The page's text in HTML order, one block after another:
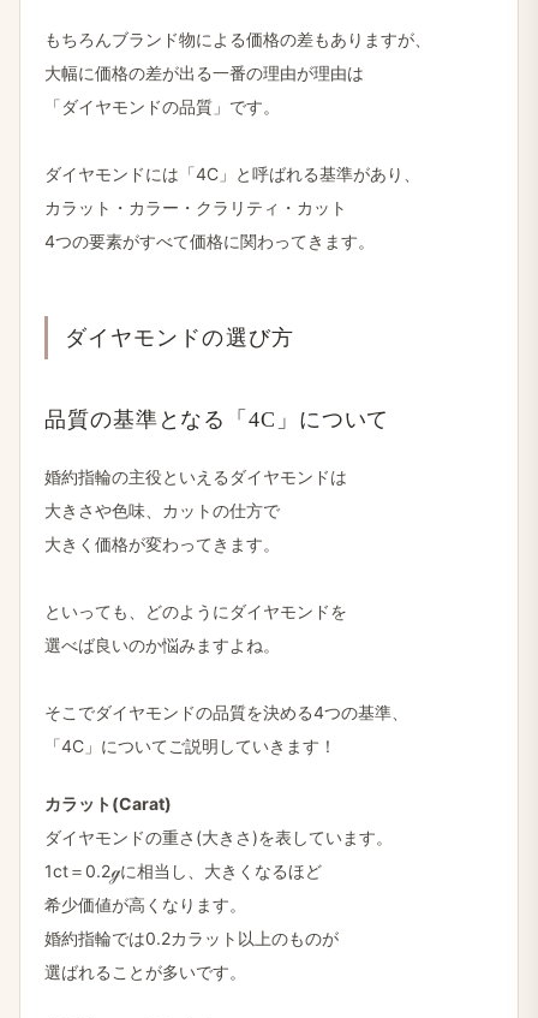
もちろんブランド物に​よる​価格の​差も​ありますが、
大幅に​価格の​差が​出る​一番の​理由が​理由は
「ダイヤモンドの​品質」です。
ダイヤモンドには​「4C」と​呼ばれる​基準が​あり、
カラット・カラー・クラリティ・カット
4つの​要素が​すべて​価格に​関わってきます。
ダイヤモンドの​選び方
品質の​基準と​なる​「4C」に​ついて
婚約指輪の​主役と​いえる​ダイヤモンドは
大きさや​色味、​カットの​仕方で
大きく​価格が​変わってきます。
と​いっても、​どのように​ダイヤモンドを
選べば​良いのか​悩みますよね。
そこで​ダイヤモンドの​品質を​決める​4つの​基準、
「4C」に​ついて​ご説明していきます！
カラット(Carat)
ダイヤモンドの​重さ(​大きさ)を​表しています。
1ct＝0.2ℊに​相当し、​大きくなる​ほど
希少価値が​高くなります。
婚約指輪では​0.2カラット以上の​ものが
選ばれる​ことが​多いです。